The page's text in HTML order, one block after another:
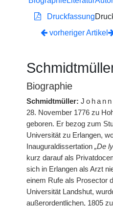
Druckfassung
vorheriger Artikel
Biographie
Schmidtmüller:
28. November 1776 zu
geboren. Er bezog zum
Universität zu Erlangen,
Inauguraldissertation „De
kurz darauf als
sich in Erlangen als Arzt
einem Rufe als Prosector
Universität Landshut,
außerordentlichen, 1805